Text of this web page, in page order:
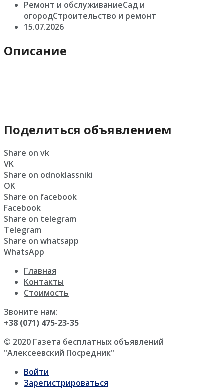
Ремонт и обслуживаниеСад и
огородСтроительство и ремонт
15.07.2026
Описание
Поделиться объявлением
Share on vk
VK
Share on odnoklassniki
OK
Share on facebook
Facebook
Share on telegram
Telegram
Share on whatsapp
WhatsApp
Главная
Контакты
Стоимость
Звоните нам:
+38 (071) 475-23-35
© 2020 Газета бесплатных объявлений
"Алексеевский Посредник"
Войти
Зарегистрироваться